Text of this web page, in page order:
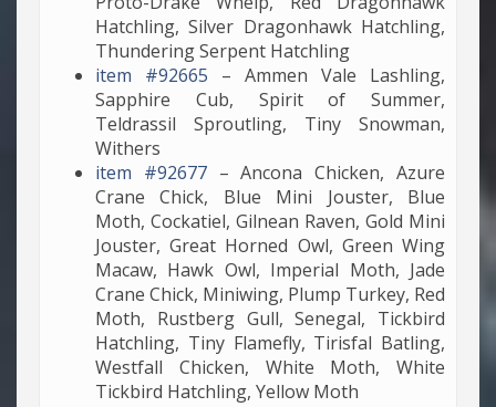
Hatchling, Silver Dragonhawk Hatchling,
Thundering Serpent Hatchling
item #92665 – Ammen Vale Lashling,
Sapphire Cub, Spirit of Summer,
Teldrassil Sproutling, Tiny Snowman,
Withers
item #92677– Ancona Chicken, Azure
Crane Chick, Blue Mini Jouster, Blue
Moth, Cockatiel, Gilnean Raven, Gold Mini
Jouster, Great Horned Owl, Green Wing
Macaw, Hawk Owl, Imperial Moth, Jade
Crane Chick, Miniwing, Plump Turkey, Red
Moth, Rustberg Gull, Senegal, Tickbird
Hatchling, Tiny Flamefly, Tirisfal Batling,
Westfall Chicken, White Moth, White
Tickbird Hatchling, Yellow Moth